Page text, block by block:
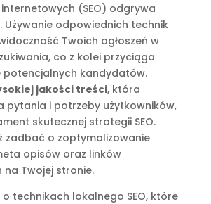
(SEO) odgrywa
Używanie odpowiednich technik
Twoich ogłoszeń w
co z kolei przyciąga
potencjalnych kandydatów.
jakości treści, która
pytania i potrzeby użytkowników,
skutecznej strategii SEO.
zadbać o zoptymalizowanie
opisów oraz linków
na Twojej stronie.
o technikach lokalnego SEO, które